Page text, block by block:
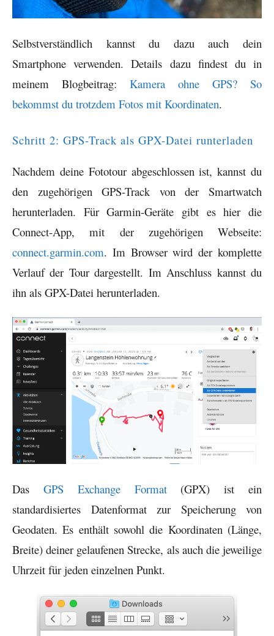
Selbstverständlich kannst du dazu auch dein
Smartphone verwenden. Details dazu findest du in
meinem Blogbeitrag: Kamera ohne GPS? So
bekommst du trotzdem Fotos mit Koordinaten.
Schritt 2: GPS-Track als GPX-Datei runterladen
Nachdem deine Fototour abgeschlossen ist, kannst du
den zugehörigen GPS-Track von der Smartwatch
herunterladen. Für Garmin-Geräte gibt es hier die
Connect-App, mit der zugehörigen Webseite:
connect.garmin.com. Im Browser wird der komplette
Verlauf der Tour dargestellt. Im Anschluss kannst du
ihn als GPX-Datei herunterladen.
Das GPS Exchange Format(GPX) ist ein
standardisiertes Datenformat zur Speicherung von
Geodaten. Es enthält sowohl die Koordinaten (Länge,
Breite) deiner gelaufenen Strecke, als auch die jeweilige
Uhrzeit für jeden einzelnen Punkt.